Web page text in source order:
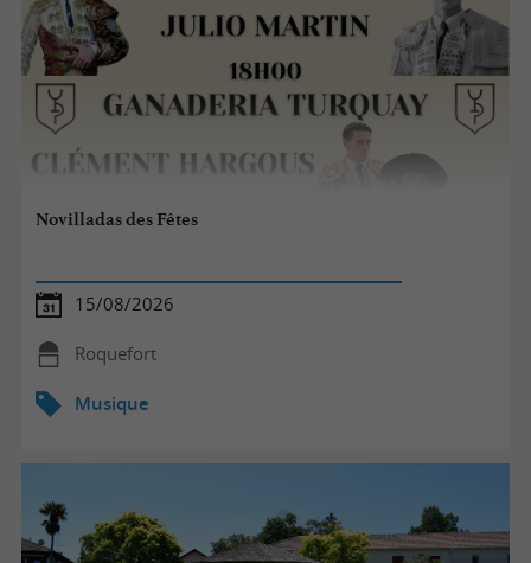
Novilladas des Fêtes
15/08/2026
Roquefort
Musique